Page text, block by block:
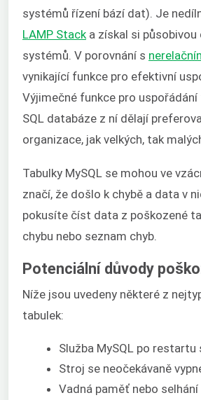
systémů řízení bází dat). Je
LAMP Stack a získal si
systémů. V porovnání s
vynikající funkce pro efektivní
Výjimečné funkce pro
SQL databáze z ní dělají
organizace, jak velkých, tak
Tabulky MySQL se mohou ve
značí, že došlo k chybě a data v
pokusíte číst data z poškozené
chybu nebo seznam chyb.
Potenciální důvody
Níže jsou uvedeny některé z
tabulek:
Služba MySQL po restartu
Stroj se neočekávaně
Vadná paměť nebo